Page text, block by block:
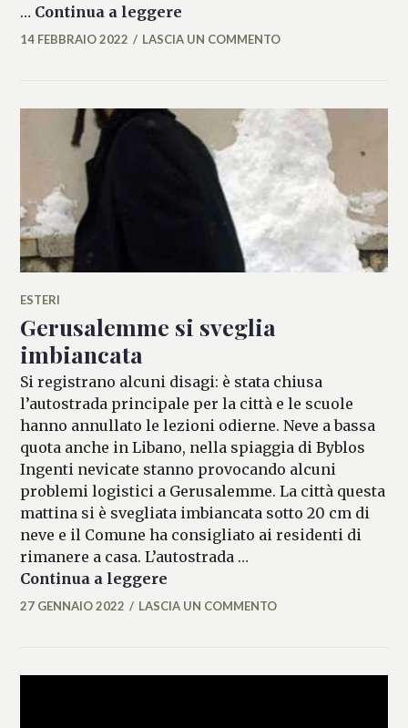
… Continua a leggere
ALESSIA
14 FEBBRAIO 2022 LASCIA UN COMMENTO
ESTERI
Gerusalemme si sveglia
imbiancata
Si registrano alcuni disagi: è stata chiusa
l’autostrada principale per la città e le scuole
hanno annullato le lezioni odierne. Neve a bassa
quota anche in Libano, nella spiaggia di Byblos
Ingenti nevicate stanno provocando alcuni
problemi logistici a Gerusalemme. La città questa
mattina si è svegliata imbiancata sotto 20 cm di
neve e il Comune ha consigliato ai residenti di
rimanere a casa. L’autostrada …
Continua a leggere
MARIANNA
27 GENNAIO 2022 LASCIA UN COMMENTO